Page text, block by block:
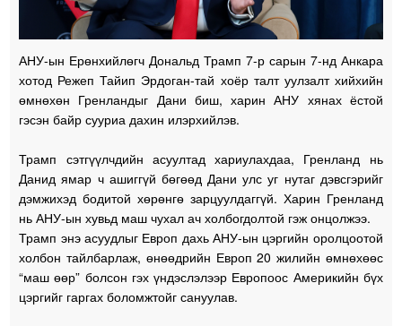
АНУ-ын Ерөнхийлөгч Дональд Трамп 7-р сарын 7-нд Анкара
хотод Режеп Тайип Эрдоган-тай хоёр талт уулзалт хийхийн
өмнөхөн Гренландыг Дани биш, харин АНУ хянах ёстой
гэсэн байр сууриа дахин илэрхийлэв.
Трамп сэтгүүлчдийн асуултад хариулахдаа, Гренланд нь
Данид ямар ч ашиггүй бөгөөд Дани улс уг нутаг дэвсгэрийг
дэмжихэд бодитой хөрөнгө зарцуулдаггүй. Харин Гренланд
нь АНУ-ын хувьд маш чухал ач холбогдолтой гэж онцолжээ.
Трамп энэ асуудлыг Европ дахь АНУ-ын цэргийн оролцоотой
холбон тайлбарлаж, өнөөдрийн Европ 20 жилийн өмнөхөөс
“маш өөр” болсон гэх үндэслэлээр Европоос Америкийн бүх
цэргийг гаргах боломжтойг сануулав.